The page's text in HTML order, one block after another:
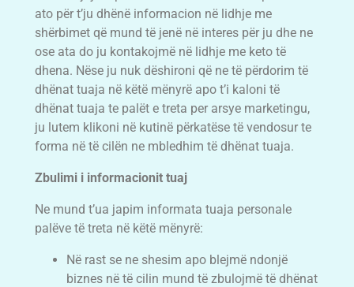
ato për t’ju dhënë informacion në lidhje me
shërbimet që mund të jenë në interes për ju dhe ne
ose ata do ju kontakojmë në lidhje me keto të
dhena. Nëse ju nuk dëshironi që ne të përdorim të
dhënat tuaja në këtë mënyrë apo t’i kaloni të
dhënat tuaja te palët e treta per arsye marketingu,
ju lutem klikoni në kutinë përkatëse të vendosur te
forma në të cilën ne mbledhim të dhënat tuaja.
Zbulimi i informacionit tuaj
Ne mund t’ua japim informata tuaja personale
palëve të treta në këtë mënyrë:
Në rast se ne shesim apo blejmë ndonjë
biznes në të cilin mund të zbulojmë të dhënat